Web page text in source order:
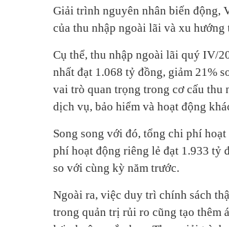
Giải trình nguyên nhân biến động,
của thu nhập ngoài lãi và xu
Cụ thể, thu nhập ngoài lãi quý IV/
nhất đạt 1.068 tỷ đồng, giảm 21%
vai trò quan trọng trong cơ cấu thu
dịch vụ, bảo hiểm và hoạt động
Song song với đó, tổng chi phí
phí hoạt động riêng lẻ đạt 1.933 tỷ
so với cùng kỳ năm trước.
Ngoài ra, việc duy trì chính sách
trong quản trị rủi ro cũng tạo thêm